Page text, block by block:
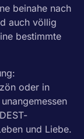
beinahe nach
auch völlig
bestimmte
oder in
und Liebe.